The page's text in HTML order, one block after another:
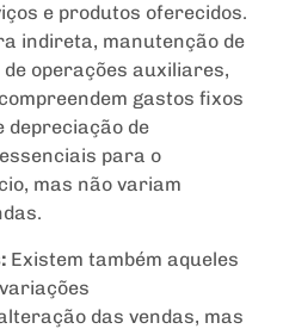
e produtos oferecidos.
indireta, manutenção de
operações auxiliares,
gastos fixos
depreciação de
para o
mas não variam
Existem também aqueles
das vendas, mas